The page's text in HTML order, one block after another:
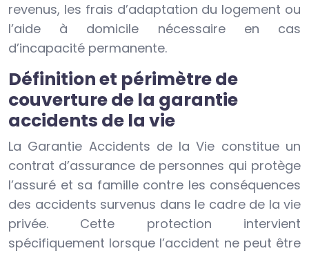
revenus, les frais d’adaptation du logement ou
l’aide à domicile nécessaire en cas
d’incapacité permanente.
Définition et périmètre de
couverture de la garantie
accidents de la vie
La Garantie Accidents de la Vie constitue un
contrat d’assurance de personnes qui protège
l’assuré et sa famille contre les conséquences
des accidents survenus dans le cadre de la vie
privée. Cette protection intervient
spécifiquement lorsque l’accident ne peut être